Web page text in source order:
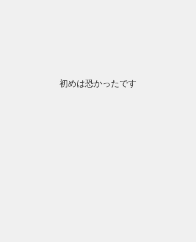
初めは恐かったです